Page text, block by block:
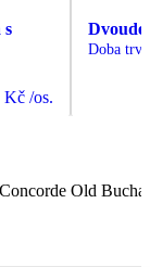
s
Kč /os.
Doba
Concorde Old